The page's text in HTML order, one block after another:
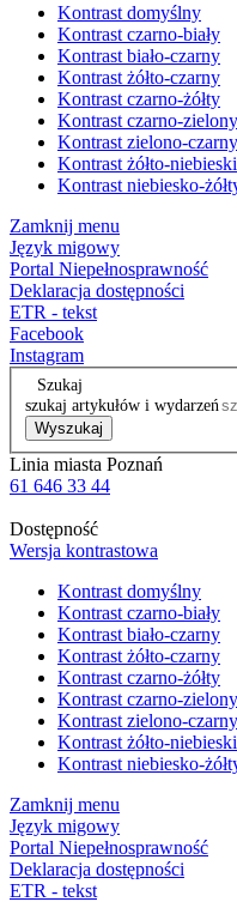
Kontrast domyślny
Kontrast czarno-biały
Kontrast biało-czarny
Kontrast żółto-czarny
Kontrast czarno-żółty
Kontrast czarno-zielony
Kontrast zielono-czarny
Kontrast żółto-niebieski
Kontrast niebiesko-
Zamknij menu
Język migowy
Portal Niepełnosprawność
Deklaracja dostępności
ETR - tekst
Facebook
Instagram
Szukaj
szukaj artykułów i wydarzeń
Wyszukaj
Linia miasta Poznań
61 646 33 44
Dostępność
Wersja kontrastowa
Kontrast domyślny
Kontrast czarno-biały
Kontrast biało-czarny
Kontrast żółto-czarny
Kontrast czarno-żółty
Kontrast czarno-zielony
Kontrast zielono-czarny
Kontrast żółto-niebieski
Kontrast niebiesko-
Zamknij menu
Język migowy
Portal Niepełnosprawność
Deklaracja dostępności
ETR - tekst